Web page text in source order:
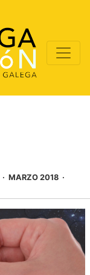
MARZO 2018